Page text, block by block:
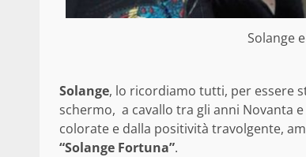
Solange
Solange, lo ricordiamo tutti, per essere
schermo, a cavallo tra gli anni Novanta
colorate e dalla positività travolgente,
“Solange Fortuna”.